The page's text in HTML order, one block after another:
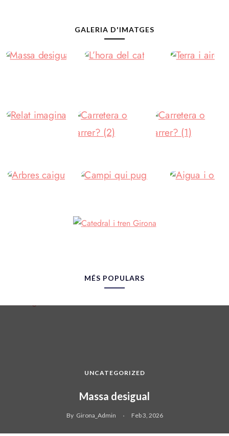
GALERIA D'IMATGES
MÉS POPULARS
UNCATEGORIZED
Massa desigual
By Girona_Admin Feb 3, 2026